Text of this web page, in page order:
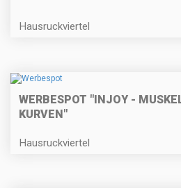
Hausruckviertel
WERBESPOT "INJOY -
KURVEN"
Hausruckviertel